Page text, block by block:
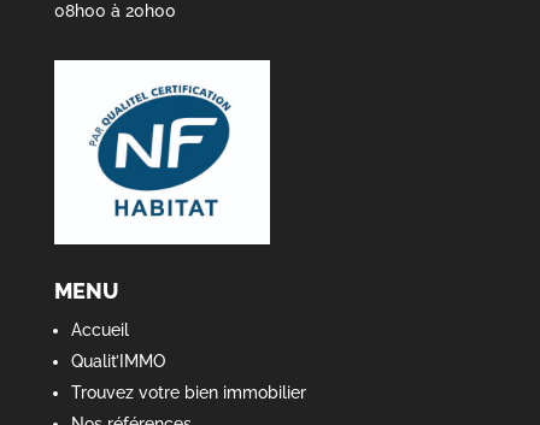
08h00 à 20h00
MENU
Accueil
Qualit’IMMO
Trouvez votre bien immobilier